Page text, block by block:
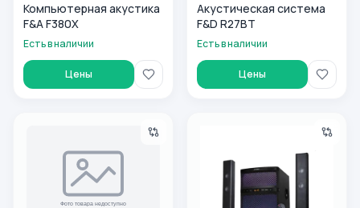
Компьютерная акустика
F&A F380X
Есть в наличии
Цены
Акустическая система
F&D R27BT
Есть в наличии
Цены